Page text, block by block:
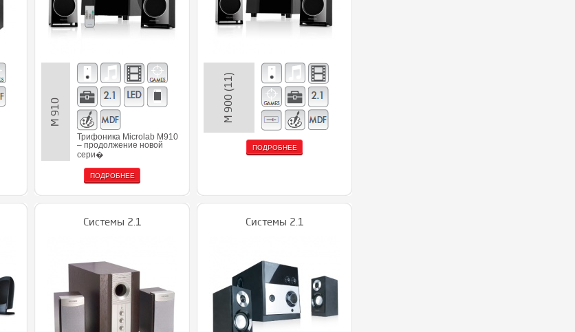
M 910
Трифоника Microlab M910
– продолжение новой
сери�
ПОДРОБНЕЕ
M 900 (11)
ПОДРОБНЕЕ
Системы 2.1 Системы 2.1